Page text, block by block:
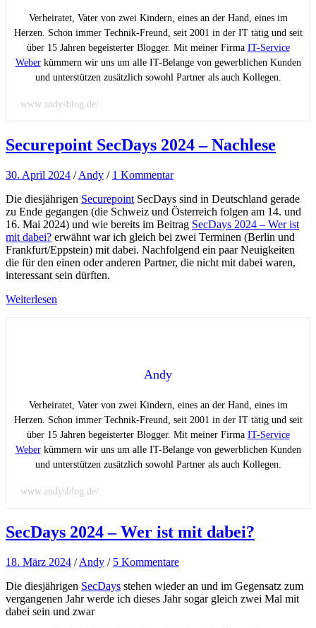
Verheiratet, Vater von zwei Kindern, eines an der Hand, eines im
Herzen. Schon immer Technik-Freund, seit 2001 in der IT tätig und seit
über 15 Jahren begeisterter Blogger. Mit meiner Firma IT-Service
Weberkümmern wir uns um alle IT-Belange von gewerblichen Kunden
und unterstützen zusätzlich sowohl Partner als auch Kollegen.
www.andysblog.de/
Securepoint SecDays 2024 – Nachlese
30. April 2024 /Andy / 1 Kommentar
Die diesjährigen Securepoint SecDays sind in Deutschland gerade
zu Ende gegangen (die Schweiz und Österreich folgen am 14. und
16. Mai 2024) und wie bereits im Beitrag SecDays 2024 – Wer ist
mit dabei? erwähnt war ich gleich bei zwei Terminen (Berlin und
Frankfurt/Eppstein) mit dabei. Nachfolgend ein paar Neuigkeiten
die für den einen oder anderen Partner, die nicht mit dabei waren,
interessant sein dürften.
Weiterlesen
Andy
Verheiratet, Vater von zwei Kindern, eines an der Hand, eines im
Herzen. Schon immer Technik-Freund, seit 2001 in der IT tätig und seit
über 15 Jahren begeisterter Blogger. Mit meiner Firma IT-Service
Weberkümmern wir uns um alle IT-Belange von gewerblichen Kunden
und unterstützen zusätzlich sowohl Partner als auch Kollegen.
www.andysblog.de/
SecDays 2024 – Wer ist mit dabei?
18. März 2024 /Andy / 5 Kommentare
Die diesjährigen SecDays stehen wieder an und im Gegensatz zum
vergangenen Jahr werde ich dieses Jahr sogar gleich zwei Mal mit
dabei sein und zwar